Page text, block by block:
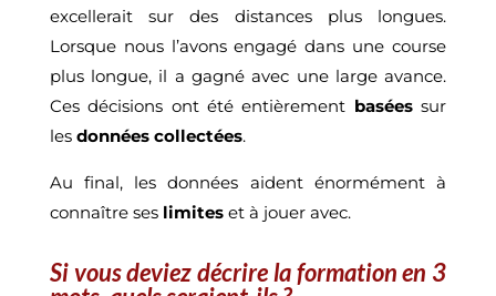
excellerait sur des distances plus longues.
Lorsque nous l’avons engagé dans une course
plus longue, il a gagné avec une large avance.
Ces décisions ont été entièrement baséessur
les données collectées.
Au final, les données aident énormément à
connaître ses limiteset à jouer avec.
Si vous deviez décrire la formation en 3